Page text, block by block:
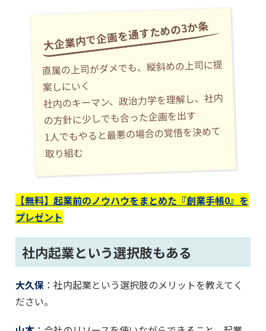
大企業内で企画を通すための3か条
直属の上司がダメでも、縦斜めの上司に提
案しにいく
社内のキーマン、政治力学を理解し、社内
の方針に少しでも合った企画を出す
1人でもやると最悪の場合の覚悟を決めて
取り組む
【無料】起業前のノウハウをまとめた『創業手帳0』を
プレゼント
社内起業という選択肢もある
大久保 ：社内起業という選択肢のメリットを教えてく
ださい。